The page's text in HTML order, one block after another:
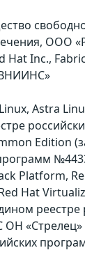
ООО
Hat Inc.,
Astra
Edition
Platform,
Hat
реестре
«Стрелец»